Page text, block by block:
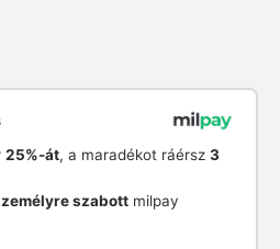
25%-át, a maradékot ráérsz 3
szabottmilpay